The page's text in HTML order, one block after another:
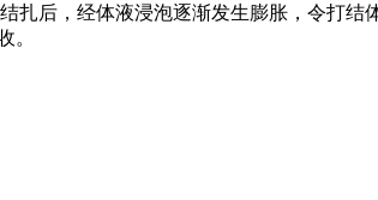
后，经体液浸泡逐渐发生膨胀，令打
。